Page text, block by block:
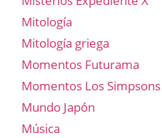
Mitología
Mitología griega
Momentos Futurama
Momentos Los Simpsons
Mundo Japón
Música